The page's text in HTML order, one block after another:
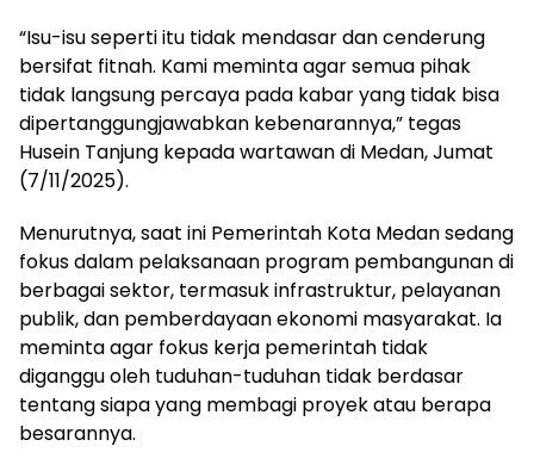
“Isu-isu seperti itu tidak mendasar dan cenderung
bersifat fitnah. Kami meminta agar semua pihak
tidak langsung percaya pada kabar yang tidak bisa
dipertanggungjawabkan kebenarannya,” tegas
Husein Tanjung kepada wartawan di Medan, Jumat
(7/11/2025).
Menurutnya, saat ini Pemerintah Kota Medan sedang
fokus dalam pelaksanaan program pembangunan di
berbagai sektor, termasuk infrastruktur, pelayanan
publik, dan pemberdayaan ekonomi masyarakat. Ia
meminta agar fokus kerja pemerintah tidak
diganggu oleh tuduhan-tuduhan tidak berdasar
tentang siapa yang membagi proyek atau berapa
besarannya.